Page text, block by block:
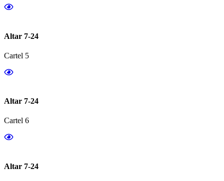
Altar 7-24
Cartel 5
Altar 7-24
Cartel 6
Altar 7-24